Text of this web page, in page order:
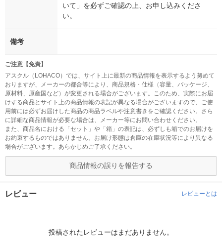
いて」を必ずご確認の上、お申し込みくださ
い。
備考
ご注意【免責】
アスクル（LOHACO）では、サイト上に最新の商品情報を表示するよう努めて
おりますが、メーカーの都合等により、商品規格・仕様（容量、パッケージ、
原材料、原産国など）が変更される場合がございます。このため、実際にお届
けする商品とサイト上の商品情報の表記が異なる場合がございますので、ご使
用前には必ずお届けした商品の商品ラベルや注意書きをご確認ください。さら
に詳細な商品情報が必要な場合は、メーカー等にお問い合わせください。
また、商品名における「セット」や「箱」の表記は、必ずしも箱でのお届けを
お約束するものではありません。お届け形態は倉庫の在庫状況等により異なる
場合がございます。あらかじめご了承ください。
商品情報の誤りを報告する
レビュー レビューとは
投稿されたレビューはまだありません。